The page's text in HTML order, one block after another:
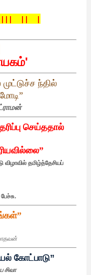
|| |
'
முட்டுச்ச ந்தில்
மோடி”
செய்ததால்
”
விழாவில் தமிழ்த்தேசியப்
பேச்சு.
”
கோட்பாடு”
சிவா